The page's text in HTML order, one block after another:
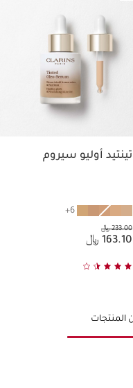
تينتيد أوليو سيروم
6
السعر السابق هو 233.00 ﷼
233.00 ﷼
السعر الحالي هو 163.10 ﷼
163.10 ﷼